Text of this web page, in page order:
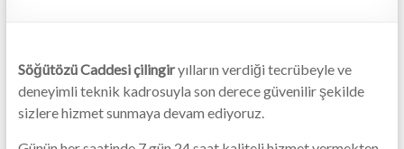
Söğütözü Caddesi çilingiryılların verdiği tecrübeyle ve
deneyimli teknik kadrosuyla son derece güvenilir şekilde
sizlere hizmet sunmaya devam ediyoruz.